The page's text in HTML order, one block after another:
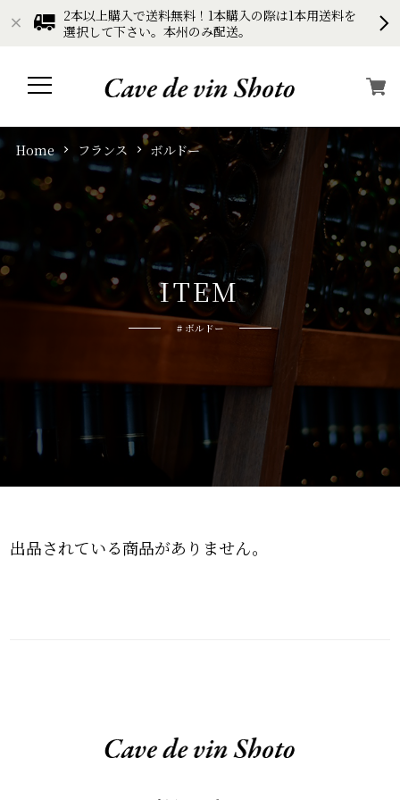
2本以上購入で送料無料！1本購入の際は1本用送料を
選択して下さい。本州のみ配送。
ITEM
# ボルドー
Home フランス ボルドー
出品されている商品がありません。